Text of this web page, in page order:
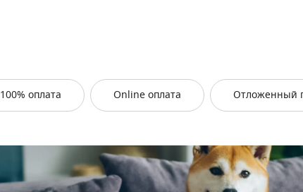
100% оплата Online оплата Отложенный